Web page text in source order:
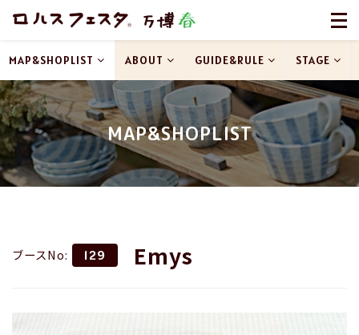
MAP&SHOPLIST
MAP&SHOPLIST ABOUT GUIDE&RULE STAGE
ブースNo: 129 Emys